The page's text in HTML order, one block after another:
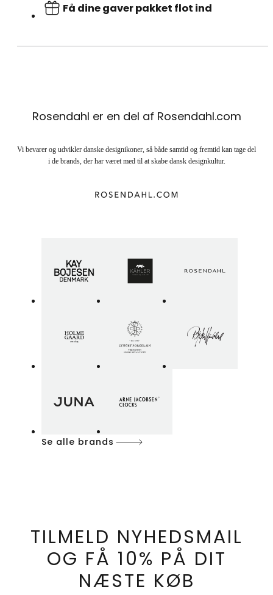
Få dine gaver pakket flot ind
Rosendahl er en del af Rosendahl.com
Vi bevarer og udvikler danske designikoner, så både samtid og fremtid kan tage del
i de brands, der har været med til at skabe dansk designkultur.
Se alle brands
TILMELD NYHEDSMAIL
OG FÅ 10% PÅ DIT
NÆSTE KØB